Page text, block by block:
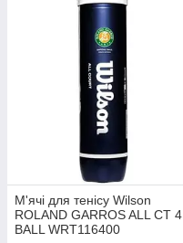
М'ячі для тенісу Wilson
ROLAND GARROS ALL CT 4
BALL WRT116400